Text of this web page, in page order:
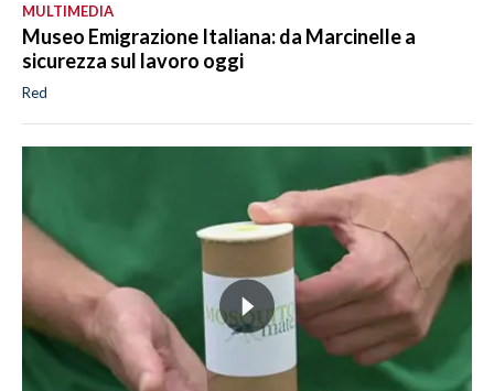
MULTIMEDIA
Museo Emigrazione Italiana: da Marcinelle a
sicurezza sul lavoro oggi
Red